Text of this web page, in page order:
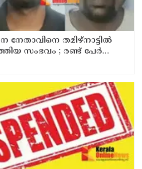
നേതാവിനെ തമിഴ്നാട്ടിൽ
സംഭവം ; രണ്ട് പേർ